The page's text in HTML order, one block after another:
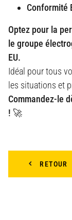
Conformité
Optez pour la
le groupe
EU.
Idéal pour tous
les situations et
Commandez-le
! 🚀
RETOUR